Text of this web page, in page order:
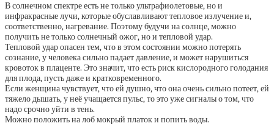
В солнечном спектре есть не только ультрафиолетовые, но и
инфракрасные лучи, которые обуславливают тепловое излучение и,
соответственно, нагревание. Поэтому будучи на солнце, можно
получить не только солнечный ожог, но и тепловой удар.
Тепловой удар опасен тем, что в этом состоянии можно потерять
сознание, у человека сильно падает давление, и может нарушиться
кровоток в плаценте. Это значит, что есть риск кислородного голодания
для плода, пусть даже и кратковременного.
Если женщина чувствует, что ей душно, что она очень сильно потеет, ей
тяжело дышать, у неё учащается пульс, то это уже сигналы о том, что
надо срочно уйти в тень.
Можно положить на лоб мокрый платок и попить воды.